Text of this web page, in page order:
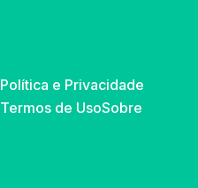
Política e Privacidade
Termos de UsoSobre